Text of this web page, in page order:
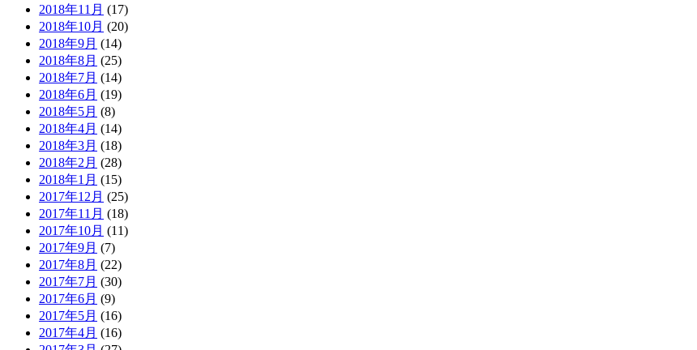
2018年11月 (17)
2018年10月 (20)
2018年9月 (14)
2018年8月 (25)
2018年7月 (14)
2018年6月 (19)
2018年5月 (8)
2018年4月 (14)
2018年3月 (18)
2018年2月 (28)
2018年1月 (15)
2017年12月 (25)
2017年11月 (18)
2017年10月 (11)
2017年9月 (7)
2017年8月 (22)
2017年7月 (30)
2017年6月 (9)
2017年5月 (16)
2017年4月 (16)